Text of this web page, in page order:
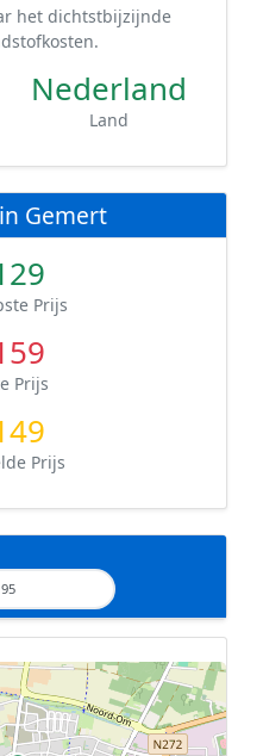
het dichtstbijzijnde
Nederland
Land
Gemert
Prijs
Prijs
Prijs
gevonden.
GPS coördinaten.